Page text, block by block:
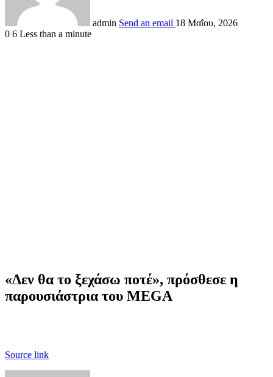
admin Send an email 18 Μαΐου, 2026
0 6 Less than a minute
«Δεν θα το ξεχάσω ποτέ», πρόσθεσε η
παρουσιάστρια του MEGA
Source link